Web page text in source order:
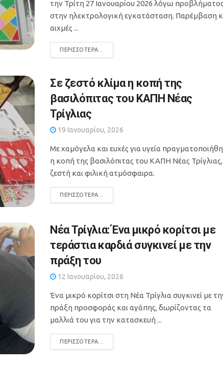
την Τρίτη 27 Ιανουαρίου 2026 λόγω προβλήματος
στην ηλεκτρολογική εγκατάσταση. Παρέμβαση
αιχμές ...
ΠΕΡΙΣΣΌΤΕΡΑ...
Σε ζεστό κλίμα η κοπή της
βασιλόπιτας του ΚΑΠΗ Νέας
Τρίγλιας
19 Ιανουαρίου, 2026
Με χαμόγελα και ευχές για υγεία
η κοπή της βασιλόπιτας του ΚΑΠΗ Νέας
ζεστή και φιλική ατμόσφαιρα.
ΠΕΡΙΣΣΌΤΕΡΑ...
Νέα Τρίγλια: Ένα μικρό κορίτσι με
τεράστια καρδιά συγκινεί με την
πράξη του
12 Ιανουαρίου, 2026
Ένα μικρό κορίτσι στη Νέα Τρίγλια συγκινεί με
πράξη προσφοράς και αγάπης, δωρίζοντας τα
μαλλιά του για την κατασκευή ...
ΠΕΡΙΣΣΌΤΕΡΑ...